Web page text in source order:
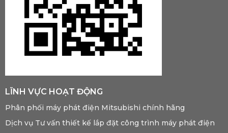
LĨNH VỰC HOẠT ĐỘNG
Phân phối máy phát điện Mitsubishi chính hãng
Dịch vụ Tư vấn thiết kế lắp đặt công trình máy phát điện